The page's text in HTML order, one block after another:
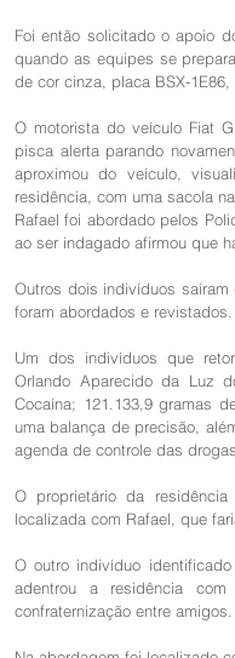
Foi então solicitado o apoio
quando as equipes se
de cor cinza, placa BSX-
O motorista do veículo Fiat
pisca alerta parando
aproximou do veículo,
residência, com uma sacola
Rafael foi abordado pelos
ao ser indagado afirmou que
Outros dois indivíduos
foram abordados e revistados.
Um dos indivíduos que
Orlando Aparecido da Luz
Cocaína; 121.133,9 gramas
uma balança de precisão,
agenda de controle das
O proprietário da
localizada com Rafael, que
O outro indivíduo
adentrou a residência
confraternização entre amigos.